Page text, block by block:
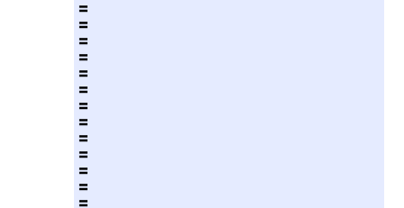
〓
〓
〓
〓
〓
〓
〓
〓
〓
〓
〓
〓
〓